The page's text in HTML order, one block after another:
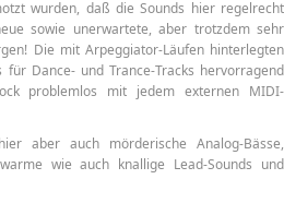
wurden, daß die Sounds hier regelrecht
sowie unerwartete, aber trotzdem sehr
Die mit Arpeggiator-Läufen hinterlegten
für Dance- und Trance-Tracks hervorragend
problemlos mit jedem externen MIDI-
aber auch mörderische Analog-Bässe,
wie auch knallige Lead-Sounds und